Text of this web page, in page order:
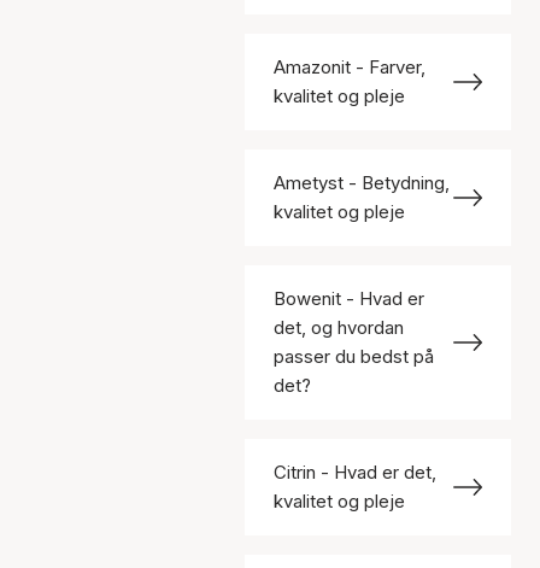
Amazonit - Farver,
kvalitet og pleje
Ametyst - Betydning,
kvalitet og pleje
Bowenit - Hvad er
det, og hvordan
passer du bedst på
det?
Citrin - Hvad er det,
kvalitet og pleje